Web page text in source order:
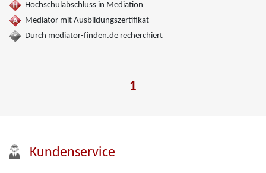
Hochschulabschluss in Mediation
Mediator mit Ausbildungszertifikat
Durch mediator-finden.de recherchiert
1
Kundenservice